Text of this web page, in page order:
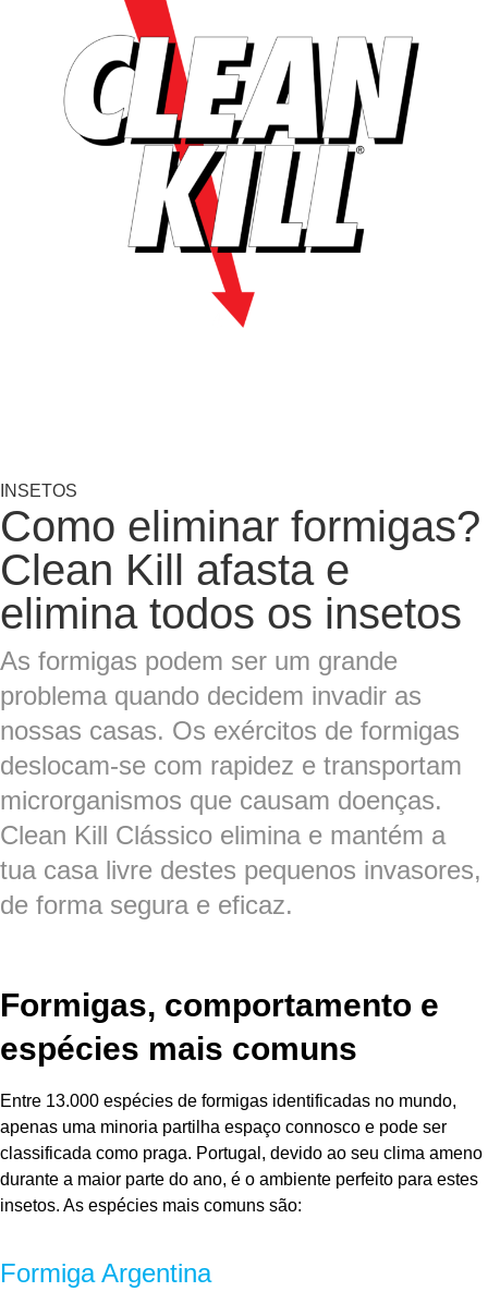
INSETOS
Como eliminar formigas?
Clean Kill afasta e
elimina todos os insetos
As formigas podem ser um grande
problema quando decidem invadir as
nossas casas. Os exércitos de formigas
deslocam-se com rapidez e transportam
microrganismos que causam doenças.
Clean Kill Clássico elimina e mantém a
tua casa livre destes pequenos invasores,
de forma segura e eficaz.
Formigas, comportamento e
espécies mais comuns
Entre 13.000 espécies de formigas identificadas no mundo,
apenas uma minoria partilha espaço connosco e pode ser
classificada como praga. Portugal, devido ao seu clima ameno
durante a maior parte do ano, é o ambiente perfeito para estes
insetos. As espécies mais comuns são:
Formiga Argentina